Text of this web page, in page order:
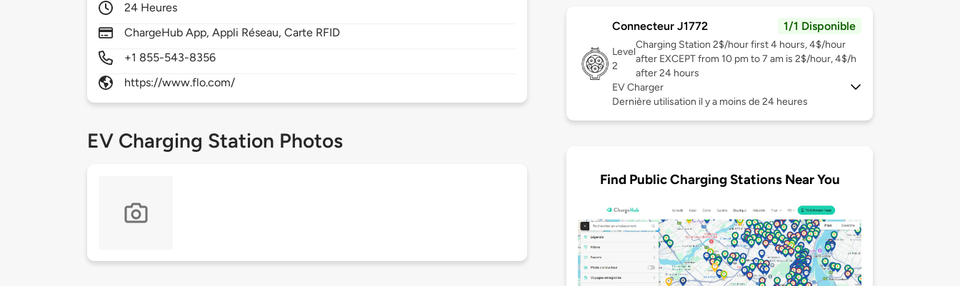
24 Heures
ChargeHub App, Appli Réseau, Carte RFID
+1 855-543-8356
https://www.flo.com/
EV Charging Station Photos
Connecteur J1772 1/1 Disponible
Level
2
Charging Station 2$/hour first 4 hours, 4$/hour
after EXCEPT from 10 pm to 7 am is 2$/hour, 4$/h
after 24 hours
EV Charger
Dernière utilisation il y a moins de 24 heures
Find Public Charging Stations Near You